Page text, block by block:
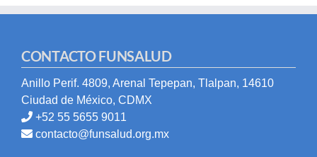
CONTACTO FUNSALUD
Anillo Perif. 4809, Arenal Tepepan, Tlalpan, 14610
Ciudad de México, CDMX
+52 55 5655 9011
contacto@funsalud.org.mx